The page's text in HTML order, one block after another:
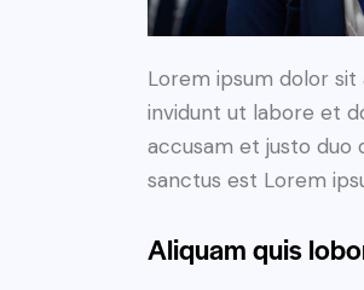
Lorem ipsum dolor
invidunt ut labore et
accusam et justo duo
sanctus est Lorem
Aliquam quis